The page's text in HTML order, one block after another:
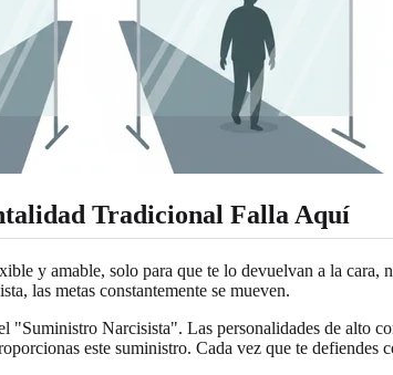
Tradicional Falla Aquí
y amable, solo para que te lo devuelvan a la
las metas constantemente se mueven.
"Suministro Narcisista". Las personalidades de alto
este suministro. Cada vez que te